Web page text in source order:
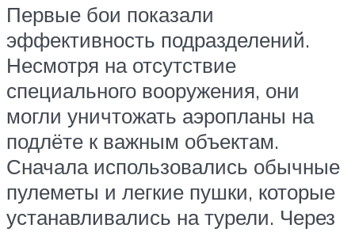
Первые бои показали
эффективность подразделений.
Несмотря на отсутствие
специального вооружения, они
могли уничтожать аэропланы на
подлёте к важным объектам.
Сначала использовались обычные
пулеметы и легкие пушки, которые
устанавливались на турели. Через